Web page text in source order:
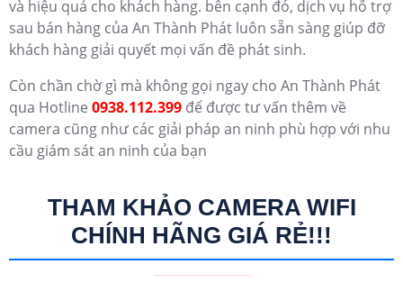
và hiệu quả cho khách hàng. bên cạnh đó, dịch vụ hỗ trợ
sau bán hàng của An Thành Phát luôn sẵn sàng giúp đỡ
khách hàng giải quyết mọi vấn đề phát sinh.
Còn chần chờ gì mà không gọi ngay cho An Thành Phát
qua Hotline 0938.112.399 để được tư vấn thêm về
camera cũng như các giải pháp an ninh phù hợp với nhu
cầu giám sát an ninh của bạn
THAM KHẢO CAMERA WIFI
CHÍNH HÃNG GIÁ RẺ!!!